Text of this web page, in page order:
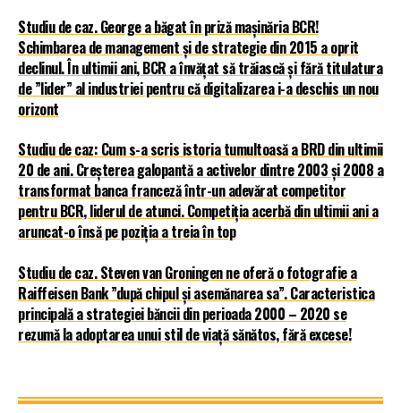
Studiu de caz. George a băgat în priză mașinăria BCR!
Schimbarea de management și de strategie din 2015 a oprit
declinul. În ultimii ani, BCR a învățat să trăiască și fără titulatura
de ”lider” al industriei pentru că digitalizarea i-a deschis un nou
orizont
Studiu de caz: Cum s-a scris istoria tumultoasă a BRD din ultimii
20 de ani. Creșterea galopantă a activelor dintre 2003 și 2008 a
transformat banca franceză într-un adevărat competitor
pentru BCR, liderul de atunci. Competiția acerbă din ultimii ani a
aruncat-o însă pe poziția a treia în top
Studiu de caz. Steven van Groningen ne oferă o fotografie a
Raiffeisen Bank ”după chipul și asemănarea sa”. Caracteristica
principală a strategiei băncii din perioada 2000 – 2020 se
rezumă la adoptarea unui stil de viață sănătos, fără excese!